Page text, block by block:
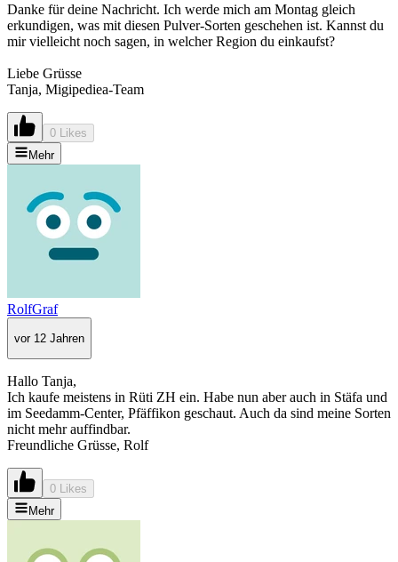
Danke für deine Nachricht. Ich werde mich am Montag gleich
erkundigen, was mit diesen Pulver-Sorten geschehen ist. Kannst du
mir vielleicht noch sagen, in welcher Region du einkaufst?
Liebe Grüsse
Tanja, Migipediea-Team
0 Likes
Mehr
RolfGraf
vor 12 Jahren
Hallo Tanja,
Ich kaufe meistens in Rüti ZH ein. Habe nun aber auch in Stäfa und
im Seedamm-Center, Pfäffikon geschaut. Auch da sind meine Sorten
nicht mehr auffindbar.
Freundliche Grüsse, Rolf
0 Likes
Mehr